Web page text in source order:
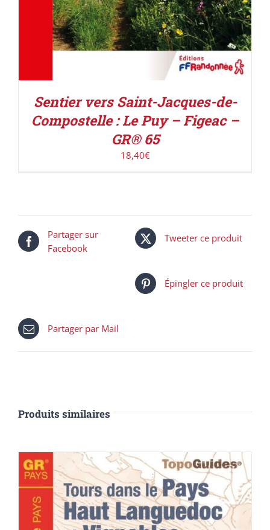
Sentier vers Saint-Jacques-de-
Compostelle : Le Puy – Figeac –
GR® 65
18,40€
Partager sur
Facebook
Tweeter ce produit
Épingler ce produit
Partager par Mail
Produits similaires